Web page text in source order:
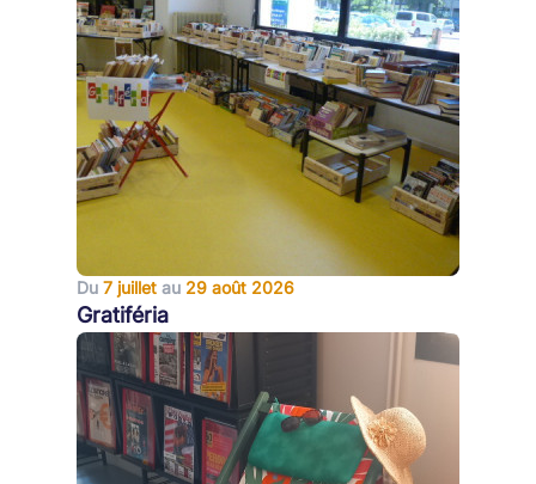
Du 7 juillet au 29 août 2026
Gratiféria